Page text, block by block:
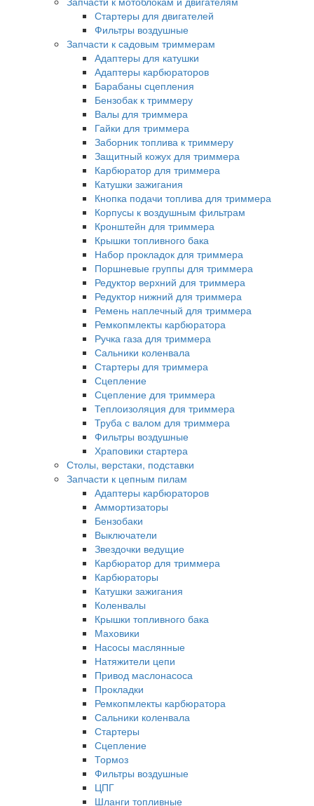
Стартеры для двигателей
Фильтры воздушные
Запчасти к садовым триммерам
Адаптеры для катушки
Адаптеры карбюраторов
Барабаны сцепления
Бензобак к триммеру
Валы для триммера
Гайки для триммера
Заборник топлива к триммеру
Защитный кожух для триммера
Карбюратор для триммера
Катушки зажигания
Кнопка подачи топлива для триммера
Корпусы к воздушным фильтрам
Кронштейн для триммера
Крышки топливного бака
Набор прокладок для триммера
Поршневые группы для триммера
Редуктор верхний для триммера
Редуктор нижний для триммера
Ремень наплечный для триммера
Ремкопмлекты карбюратора
Ручка газа для триммера
Сальники коленвала
Стартеры для триммера
Сцепление
Сцепление для триммера
Теплоизоляция для триммера
Труба с валом для триммера
Фильтры воздушные
Храповики стартера
Столы, верстаки, подставки
Запчасти к цепным пилам
Адаптеры карбюраторов
Аммортизаторы
Бензобаки
Выключатели
Звездочки ведущие
Карбюратор для триммера
Карбюраторы
Катушки зажигания
Коленвалы
Крышки топливного бака
Маховики
Насосы маслянные
Натяжители цепи
Привод маслонасоса
Прокладки
Ремкопмлекты карбюратора
Сальники коленвала
Стартеры
Сцепление
Тормоз
Фильтры воздушные
ЦПГ
Шланги топливные